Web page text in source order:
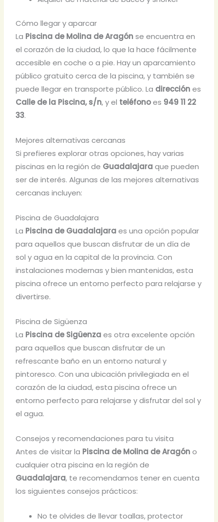
Cómo llegar y aparcar
La Piscina de Molina de Aragónse encuentra en
el corazón de la ciudad, lo que la hace fácilmente
accesible en coche o a pie. Hay un aparcamiento
público gratuito cerca de la piscina, y también se
puede llegar en transporte público. La direcciónes
Calle de la Piscina, s/n, y el teléfonoes 949 11 22
33.
Mejores alternativas cercanas
Si prefieres explorar otras opciones, hay varias
piscinas en la región de Guadalajaraque pueden
ser de interés. Algunas de las mejores alternativas
cercanas incluyen:
Piscina de Guadalajara
La Piscina de Guadalajaraes una opción popular
para aquellos que buscan disfrutar de un día de
sol y agua en la capital de la provincia. Con
instalaciones modernas y bien mantenidas, esta
piscina ofrece un entorno perfecto para relajarse y
divertirse.
Piscina de Sigüenza
La Piscina de Sigüenzaes otra excelente opción
para aquellos que buscan disfrutar de un
refrescante baño en un entorno natural y
pintoresco. Con una ubicación privilegiada en el
corazón de la ciudad, esta piscina ofrece un
entorno perfecto para relajarse y disfrutar del sol y
el agua.
Consejos y recomendaciones para tu visita
Antes de visitar la Piscina de Molina de Aragóno
cualquier otra piscina en la región de
Guadalajara, te recomendamos tener en cuenta
los siguientes consejos prácticos:
No te olvides de llevar toallas, protector